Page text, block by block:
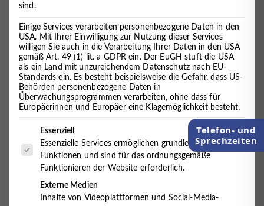
17. + 18. November 2023(jeweils 10:00 Uhr – 17:30
Uhr)
Veranstaltungsort:
MVZ Timmermann und Partner, Marienstr. 37a,
27474 Cuxhaven
Kosten:400,00 Euro
Anmeldungund Fragen bitte an Susann Krüger
s.krueger@timmermann-und-partner.de
7075210
Telefon- und
Sprechzeiten
sind.
Einige Services verarbeiten personenbezogene Daten in den
USA. Mit Ihrer Einwilligung zur Nutzung dieser Services
willigen Sie auch in die Verarbeitung Ihrer Daten in den USA
gemäß Art. 49 (1) lit. a GDPR ein. Der EuGH stuft die USA
als ein Land mit unzureichendem Datenschutz nach EU-
Standards ein. Es besteht beispielsweise die Gefahr, dass US-
Behörden personenbezogene Daten in
Überwachungsprogrammen verarbeiten, ohne dass für
Europäerinnen und Europäer eine Klagemöglichkeit besteht.
Es folgt eine Liste der Service-Gruppen, für die eine Einwilligung
Essenziell
Essenzielle Services ermöglichen grundlegende
Funktionen und sind für das ordnungsgemäße
Funktionieren der Website erforderlich.
Externe Medien
Inhalte von Videoplattformen und Social-Media-